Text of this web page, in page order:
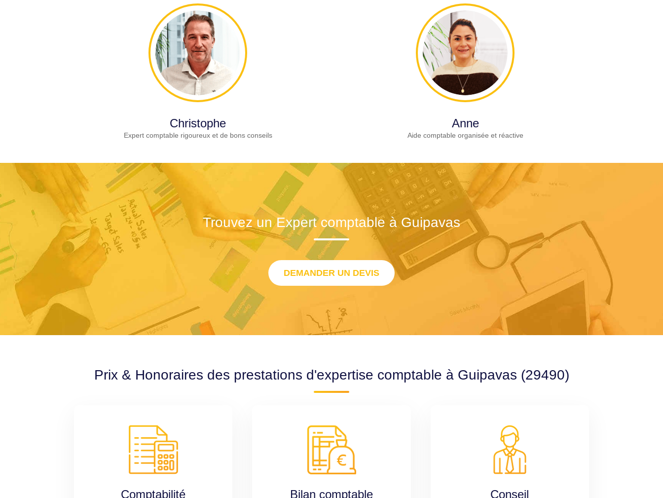
Christophe
Expert comptable rigoureux et de bons conseils
Anne
Aide comptable organisée et réactive
Trouvez un Expert comptable à Guipavas
DEMANDER UN DEVIS
Prix & Honoraires des prestations d'expertise comptable à Guipavas (29490)
Comptabilité Bilan comptable Conseil